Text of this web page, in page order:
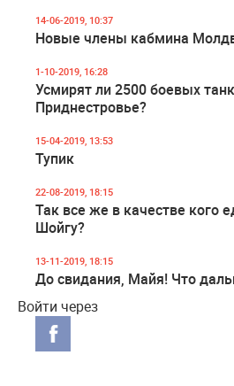
14-06-2019, 10:37
Новые члены кабмина
1-10-2019, 16:28
Усмирят ли 2500 боевых
Приднестровье?
15-04-2019, 13:53
Тупик
22-08-2019, 18:15
Так все же в качестве кого
Шойгу?
13-11-2019, 18:15
До свидания, Майя! Что
Войти через